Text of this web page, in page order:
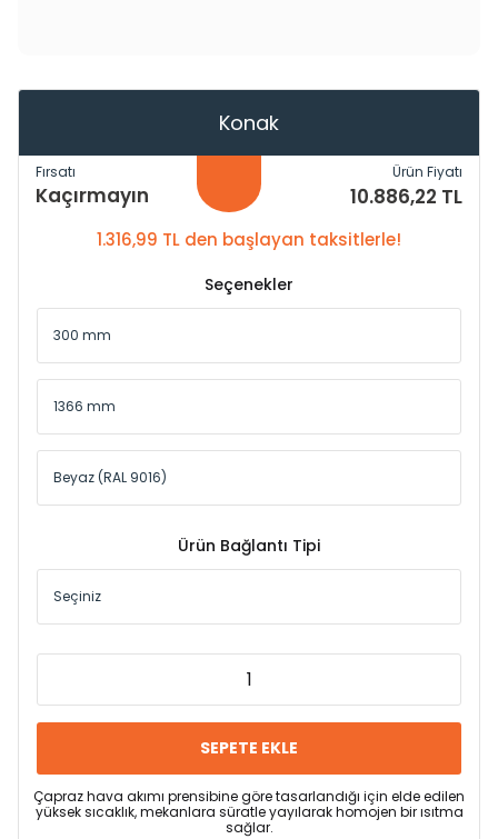
Konak
Fırsatı
Kaçırmayın
Ürün Fiyatı
10.886,22 TL
1.316,99 TL den başlayan taksitlerle!
Seçenekler
Ürün Bağlantı Tipi
SEPETE EKLE
Çapraz hava akımı prensibine göre tasarlandığı için elde edilen
yüksek sıcaklık, mekanlara süratle yayılarak homojen bir ısıtma
sağlar.